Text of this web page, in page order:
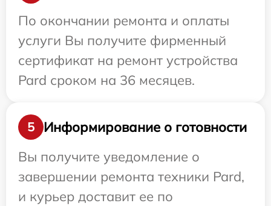
По окончании ремонта и оплаты
услуги Вы получите фирменный
сертификат на ремонт устройства
Pard сроком на 36 месяцев.
5
Информирование о готовности
Вы получите уведомление о
завершении ремонта техники Pard,
и курьер доставит ее по